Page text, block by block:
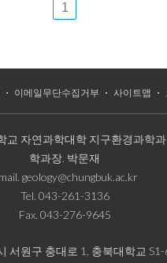
1
이메일무단수집거부 사이트맵
교 자연과학대학 지구환경과학과
학과장. 박문재
geology@chungbuk.ac.kr
Tel. 043-261-3136
Fax. 043-276-9645
서원구 충대로 1, 충북대학교